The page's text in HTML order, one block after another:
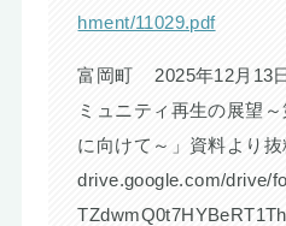
hment/11029.pdf
富岡町 2025年12月13
ミュニティ再生の展望
に向けて～」資料より
drive.google.com/drive/